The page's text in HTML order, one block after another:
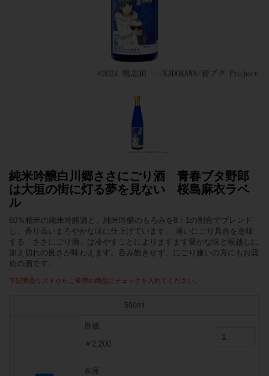
純米吟醸白川郷ささにごり酒 青春ブタ野郎
は大垣の街に灯る夢を見ない 桜島麻衣ラベ
ル
60％精米の純米吟醸酒と、純米吟醸のもろみを8：1の割合でブレンド
し、香り高いまろやかな味に仕上げています。 薄いにごり具合を意味
する「ささにごり酒」は冷やすことによりますます豊かな味と喉越しに
加え切れの良さが味わえます。呑み飽きせず、にごり嫌いの方にもお奨
めの酒です。
下記商品リストからご希望の商品にチェックを入れてください。
500ml
単価
￥2,200
在庫